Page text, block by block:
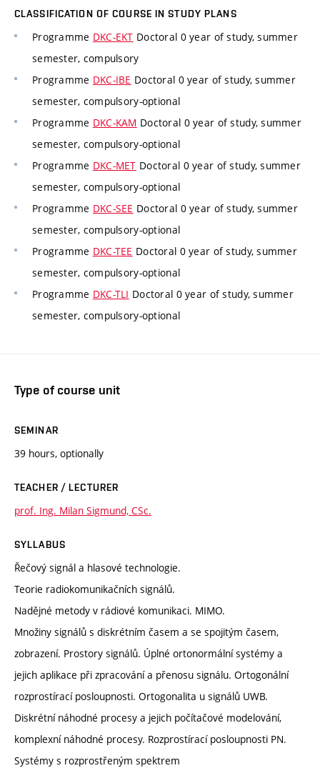
CLASSIFICATION OF COURSE IN STUDY PLANS
Programme DKC-EKT Doctoral 0 year of study, summer
semester, compulsory
Programme DKC-IBE Doctoral 0 year of study, summer
semester, compulsory-optional
Programme DKC-KAM Doctoral 0 year of study, summer
semester, compulsory-optional
Programme DKC-MET Doctoral 0 year of study, summer
semester, compulsory-optional
Programme DKC-SEE Doctoral 0 year of study, summer
semester, compulsory-optional
Programme DKC-TEE Doctoral 0 year of study, summer
semester, compulsory-optional
Programme DKC-TLI Doctoral 0 year of study, summer
semester, compulsory-optional
Type of course unit
SEMINAR
39 hours, optionally
TEACHER / LECTURER
prof. Ing. Milan Sigmund, CSc.
SYLLABUS
Řečový signál a hlasové technologie.
Teorie radiokomunikačních signálů.
Nadějné metody v rádiové komunikaci. MIMO.
Množiny signálů s diskrétním časem a se spojitým časem,
zobrazení. Prostory signálů. Úplné ortonormální systémy a
jejich aplikace při zpracování a přenosu signálu. Ortogonální
rozprostírací posloupnosti. Ortogonalita u signálů UWB.
Diskrétní náhodné procesy a jejich počítačové modelování,
komplexní náhodné procesy. Rozprostírací posloupnosti PN.
Systémy s rozprostřeným spektrem